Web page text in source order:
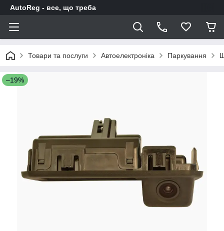
AutoReg - все, що треба
Товари та послуги Автоелектроніка Паркування
–19%